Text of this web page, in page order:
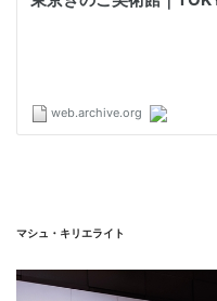
マシュ・キリエライト